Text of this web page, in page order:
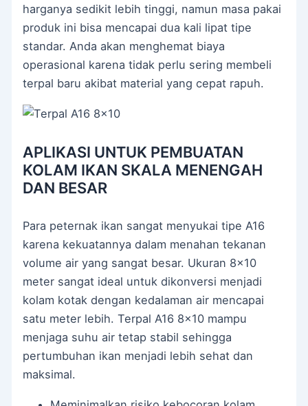
harganya sedikit lebih tinggi, namun masa pakai
produk ini bisa mencapai dua kali lipat tipe
standar. Anda akan menghemat biaya
operasional karena tidak perlu sering membeli
terpal baru akibat material yang cepat rapuh.
APLIKASI UNTUK PEMBUATAN
KOLAM IKAN SKALA MENENGAH
DAN BESAR
Para peternak ikan sangat menyukai tipe A16
karena kekuatannya dalam menahan tekanan
volume air yang sangat besar. Ukuran 8×10
meter sangat ideal untuk dikonversi menjadi
kolam kotak dengan kedalaman air mencapai
satu meter lebih. Terpal A16 8×10 mampu
menjaga suhu air tetap stabil sehingga
pertumbuhan ikan menjadi lebih sehat dan
maksimal.